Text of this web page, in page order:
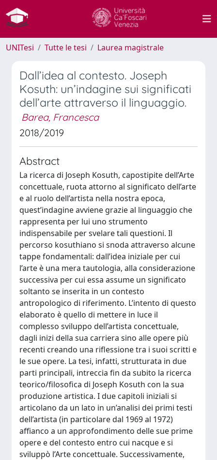
UNITesi Tutte le tesi Laurea magistrale
Dall’idea al contesto. Joseph
Kosuth: un’indagine sui significati
dell’arte attraverso il linguaggio.
Barea, Francesca
2018/2019
Abstract
La ricerca di Joseph Kosuth, capostipite dell’Arte
concettuale, ruota attorno al significato dell’arte
e al ruolo dell’artista nella nostra epoca,
quest’indagine avviene grazie al linguaggio che
rappresenta per lui uno strumento
indispensabile per svelare tali questioni. Il
percorso kosuthiano si snoda attraverso alcune
tappe fondamentali: dall’idea iniziale per cui
l’arte è una mera tautologia, alla considerazione
successiva per cui essa assume un significato
soltanto se inserita in un contesto
antropologico di riferimento. L’intento di questo
elaborato è quello di mettere in luce il
complesso sviluppo dell’artista concettuale,
dagli inizi della sua carriera sino alle opere più
recenti creando una riflessione tra i suoi scritti e
le sue opere. La tesi, infatti, strutturata in due
parti principali, intreccia fin da subito la ricerca
teorico/filosofica di Joseph Kosuth con la sua
produzione artistica. I due capitoli iniziali si
articolano da un lato in un’analisi dei primi testi
dell’artista (in particolare dal 1969 al 1972)
affianco a un approfondimento delle sue prime
opere e del contesto entro cui nacque e si
sviluppò l’Arte concettuale. Successivamente,